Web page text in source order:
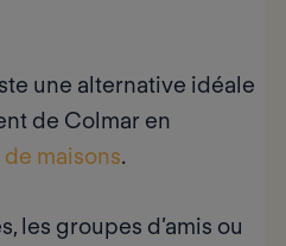
une alternative idéale
de Colmar en
maisons.
les groupes d’amis ou